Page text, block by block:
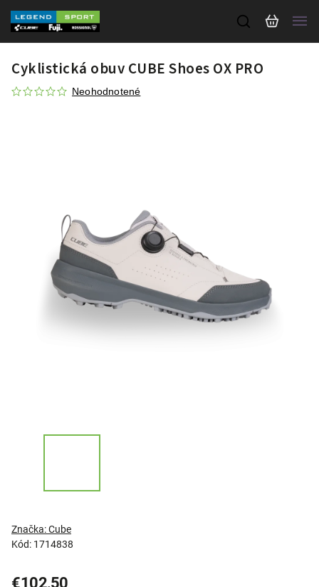
Cyklistická obuv CUBE Shoes OX PRO
Neohodnotené
Kód: 1714838
Značka:Cube
€102,50